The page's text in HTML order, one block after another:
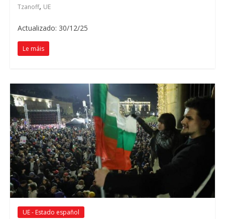
Tzanoff, UE
Actualizado: 30/12/25
Le máis
UE - Estado español